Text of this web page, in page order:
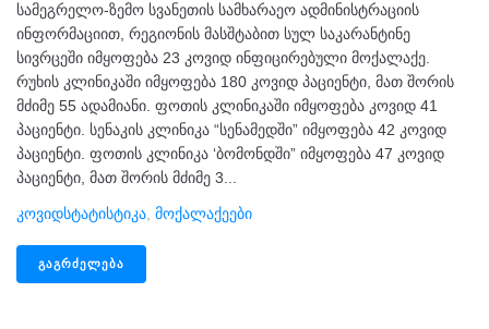
სამეგრელო-ზემო სვანეთის სამხარაეო ადმინისტრაციის
ინფორმაციით, რეგიონის მასშტაბით სულ საკარანტინე
სივრცეში იმყოფება 23 კოვიდ ინფიცირებული მოქალაქე.
რუხის კლინიკაში იმყოფება 180 კოვიდ პაციენტი, მათ შორის
მძიმე 55 ადამიანი. ფოთის კლინიკაში იმყოფება კოვიდ 41
პაციენტი. სენაკის კლინიკა “სენამედში” იმყოფება 42 კოვიდ
პაციენტი. ფოთის კლინიკა ‘ბომონდში” იმყოფება 47 კოვიდ
პაციენტი, მათ შორის მძიმე 3...
Კოვიდსტატისტიკა, Მოქალაქეები
ᲒᲐᲒᲠᲫᲔᲚᲔᲑᲐ